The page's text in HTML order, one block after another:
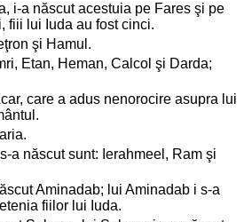
i-a născut acestuia pe Fares şi pe
fiii lui Iuda au fost cinci.
şi Hamul.
Etan, Heman, Calcol şi Darda;
care a adus nenorocire asupra lui
a născut sunt: Ierahmeel, Ram şi
Aminadab; lui Aminadab i s-a
fiilor lui Iuda.